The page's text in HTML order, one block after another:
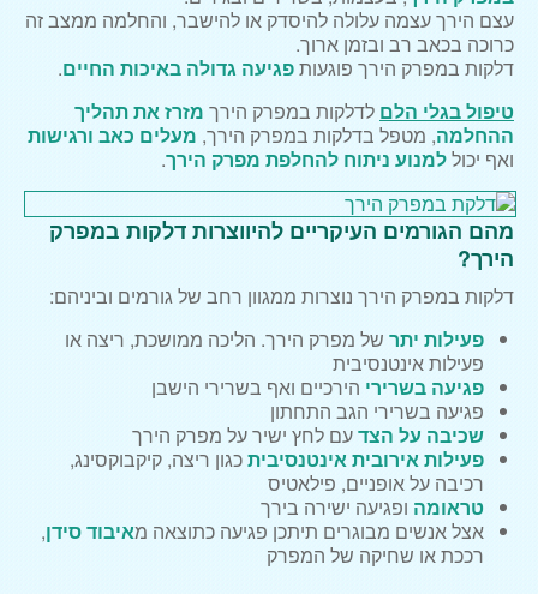
עצם הירך עצמה עלולה להיסדק או להישבר, והחלמה ממצב זה
כרוכה בכאב רב ובזמן ארוך.
דלקות במפרק הירך פוגעותפגיעה גדולה באיכות החיים.
טיפול בגלי הלם לדלקות במפרק הירך מזרז את תהליך
ההחלמה, מטפל בדלקות במפרק הירך, מעלים כאב ורגישות
ואף יכוללמנוע ניתוח להחלפת מפרק הירך.
מהם הגורמים העיקריים להיווצרות דלקות במפרק
הירך?
דלקות במפרק הירך נוצרות ממגוון רחב של גורמים וביניהם:
פעילות יתר של מפרק הירך. הליכה ממושכת, ריצה או
פעילות אינטנסיבית
פגיעה בשרירי הירכיים ואף בשרירי הישבן
פגיעה בשרירי הגב התחתון
שכיבה על הצדעם לחץ ישיר על מפרק הירך
פעילות אירובית אינטנסיביתכגון ריצה, קיקבוקסינג,
רכיבה על אופניים, פילאטיס
טראומה ופגיעה ישירה בירך
אצל אנשים מבוגרים תיתכן פגיעה כתוצאה מאיבוד סידן,
רככת או שחיקה של המפרק